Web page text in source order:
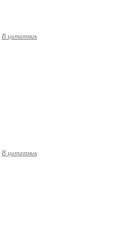
В цитатник
В цитатник